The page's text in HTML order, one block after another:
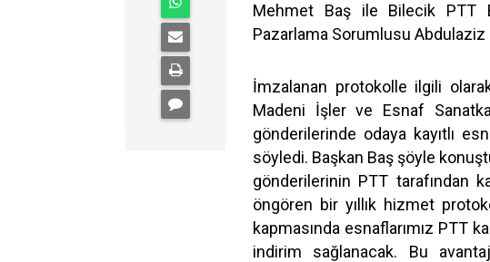
Mehmet Baş ile Bilecik PTT
Pazarlama Sorumlusu Abdulaziz
İmzalanan protokolle ilgili
Madeni İşler ve Esnaf
gönderilerinde odaya kayıtlı
söyledi. Başkan Baş şöyle
gönderilerinin PTT tarafından
öngören bir yıllık hizmet
kapmasında esnaflarımız PTT
indirim sağlanacak. Bu